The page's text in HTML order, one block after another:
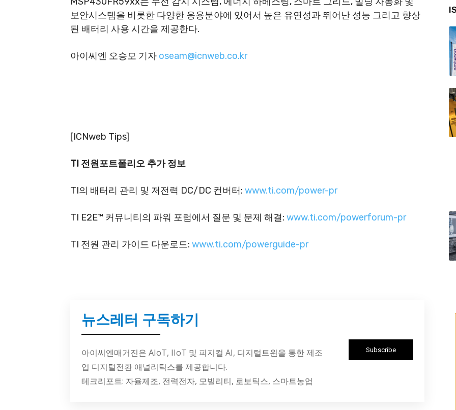
보안시스템을 비롯한 다양한 응용분야에 있어서 높은 유연성과 뛰어난 성능 그리고 향상
된 배터리 사용 시간을 제공한다.
아이씨엔 오승모 기자 oseam@icnweb.co.kr
[ICNweb Tips]
TI 전원포트폴리오 추가정보
TI의 배터리 관리 및 저전력 DC/DC 컨버터: www.ti.com/power-pr
TI E2E™ 커뮤니티의 파워 포럼에서 질문 및 문제 해결: www.ti.com/powerforum-pr
TI 전원 관리 가이드 다운로드: www.ti.com/powerguide-pr
뉴스레터 구독하기
아이씨엔매거진은 AIoT, IIoT 및 피지컬 AI, 디지털트윈을 통한 제조
업 디지털전환 애널리틱스를 제공합니다.
테크리포트: 자율제조, 전력전자, 모빌리티, 로보틱스, 스마트농업
Subscribe